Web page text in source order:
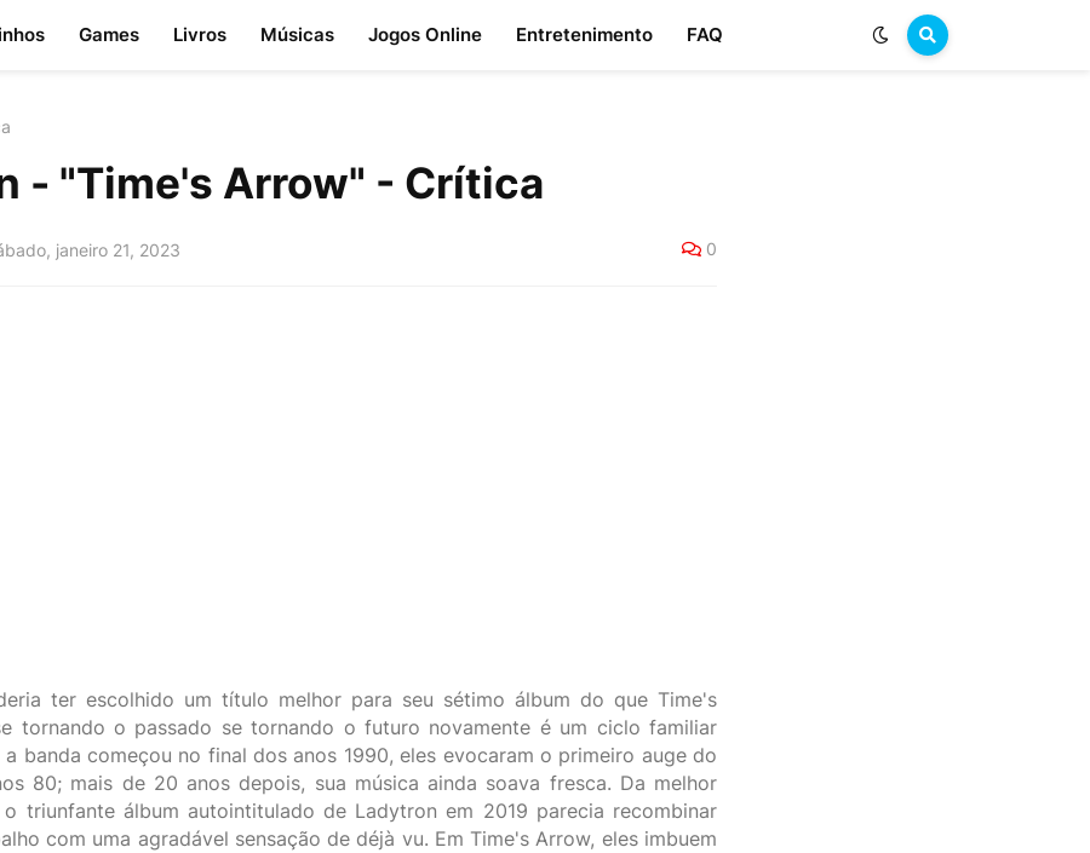
Games Livros Músicas Jogos Online Entretenimento FAQ
- "Time's Arrow" - Crítica
janeiro 21, 2023 0
ter escolhido um título melhor para seu sétimo álbum do que Time's
tornando o passado se tornando o futuro novamente é um ciclo familiar
a banda começou no final dos anos 1990, eles evocaram o primeiro auge do
80; mais de 20 anos depois, sua música ainda soava fresca. Da melhor
o triunfante álbum autointitulado de Ladytron em 2019 parecia recombinar
com uma agradável sensação de déjà vu. Em Time's Arrow, eles imbuem